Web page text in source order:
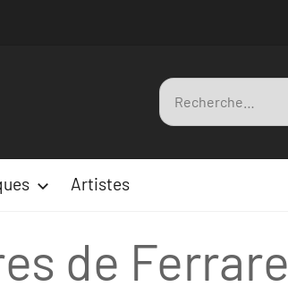
Recherche
pour
Artistes
de Ferrare